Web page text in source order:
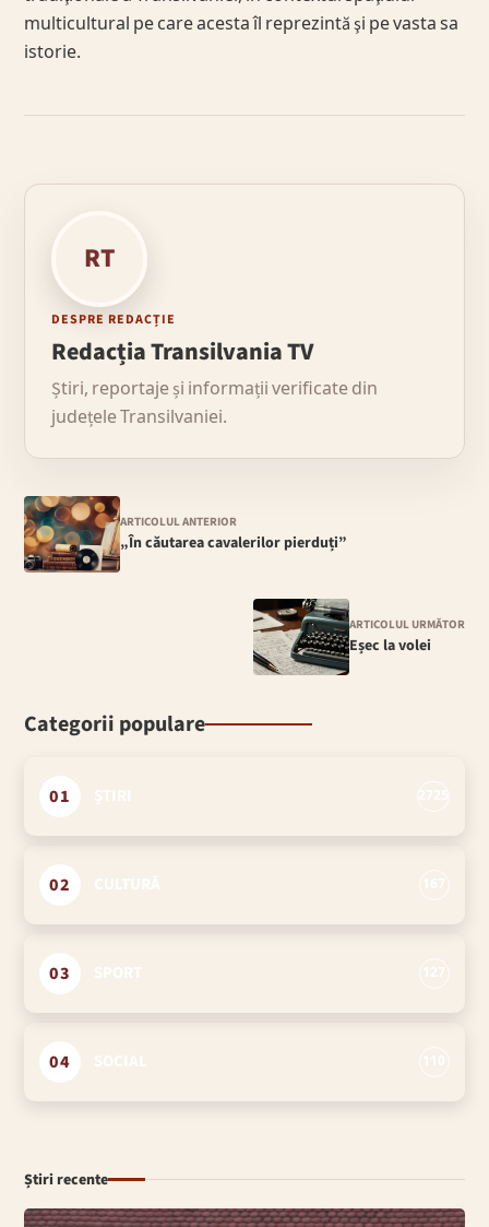
multicultural pe care acesta îl reprezintă şi pe vasta sa
istorie.
RT
DESPRE REDACȚIE
Redacția Transilvania TV
Știri, reportaje și informații verificate din
județele Transilvaniei.
ARTICOLUL ANTERIOR
„În căutarea cavalerilor pierduți”
ARTICOLUL URMĂTOR
Eșec la volei
Categorii populare
01
02
03
04
Știri recente